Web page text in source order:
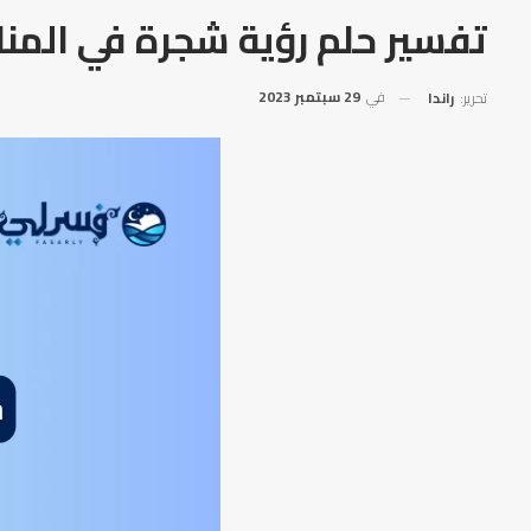
تفسير حلم رؤية شجرة في
تحرير: راندا في 29 سبتمبر 2023